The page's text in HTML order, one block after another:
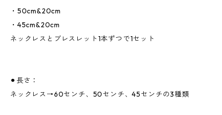
・50cm&20cm
・45cm&20cm
ネックレスとブレスレット1本ずつで1セット
⚫︎長さ：
ネックレス→60センチ、50センチ、45センチの3種類